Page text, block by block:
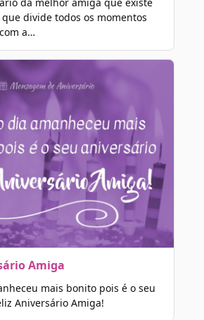
divide todos os momentos
a…
Amiga
mais bonito pois é o seu
Aniversário Amiga!